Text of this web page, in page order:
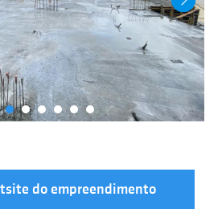
do empreendimento